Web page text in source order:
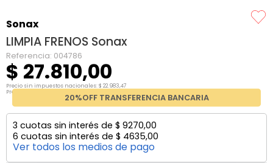
4.
fiat
5. hilux
Sonax
LIMPIA FRENOS Sonax
Referencia: 004786
$ 27.810,00
Precio sin impuestos nacionales:$ 22.983,47
Precio por unidad:
20%OFF TRANSFERENCIA BANCARIA
3 cuotas sin interés de $ 9270,00
6 cuotas sin interés de $ 4635,00
Ver todos los medios de pago